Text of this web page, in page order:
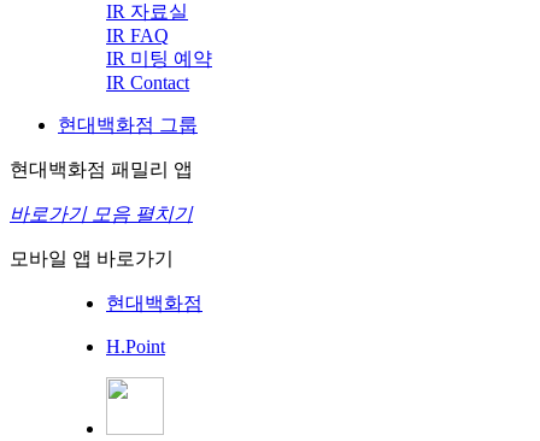
IR 자료실
IR FAQ
IR 미팅 예약
IR Contact
현대백화점 그룹
현대백화점 패밀리 앱
바로가기 모음 펼치기
모바일 앱 바로가기
현대백화점
H.Point